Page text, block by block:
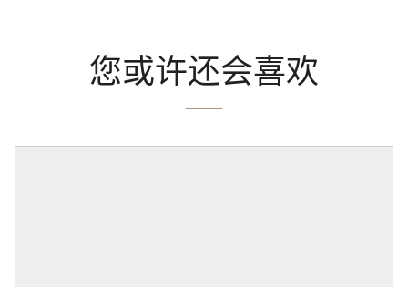
您或许还会喜欢